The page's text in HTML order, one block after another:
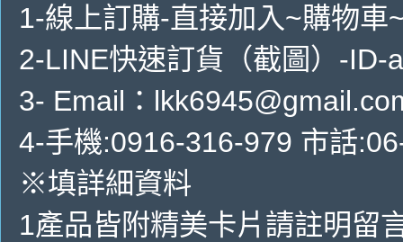
1-線上訂購-直接加入~購物車
2-LINE快速訂貨（截圖）-ID-
3- Email：
4-手機:0916-316-979 市話
※填詳細資料
1產品皆附精美卡片請註明留